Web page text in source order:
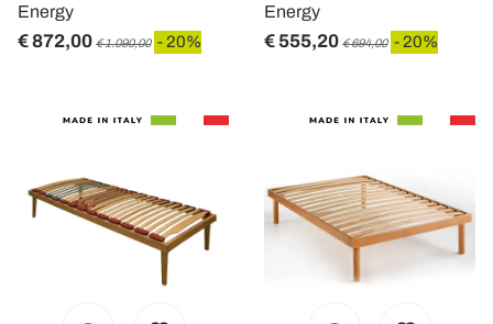
Energy
€ 872,00 € 1.090,00 - 20%
Energy
€ 555,20 € 694,00 - 20%